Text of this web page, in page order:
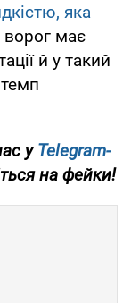
яка
має
й у такий
уTelegram-
на фейки!